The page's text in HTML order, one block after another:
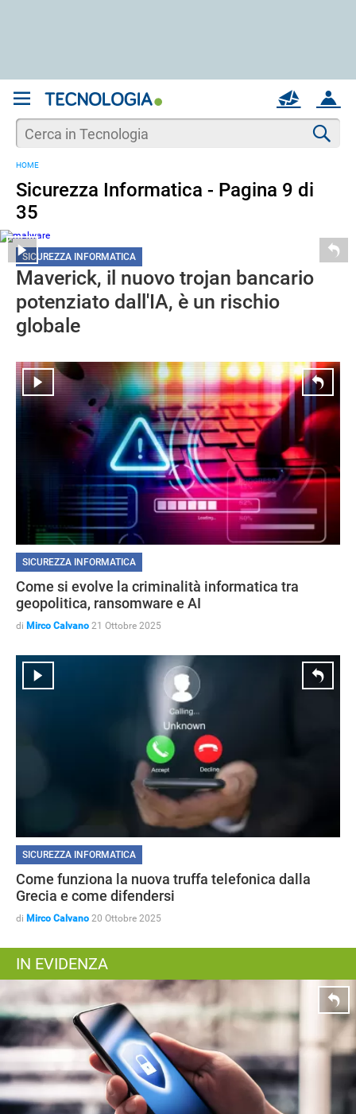
ACCOUNT
MAIL
AIUTO
NEWS
HOME
Sicurezza Informatica - Pagina 9 di
35
SICUREZZA INFORMATICA
Maverick, il nuovo trojan bancario
potenziato dall'IA, è un rischio
globale
SICUREZZA INFORMATICA
Come si evolve la criminalità informatica tra
geopolitica, ransomware e AI
di Mirco Calvano 21 Ottobre 2025
SICUREZZA INFORMATICA
Come funziona la nuova truffa telefonica dalla
Grecia e come difendersi
di Mirco Calvano 20 Ottobre 2025
IN EVIDENZA